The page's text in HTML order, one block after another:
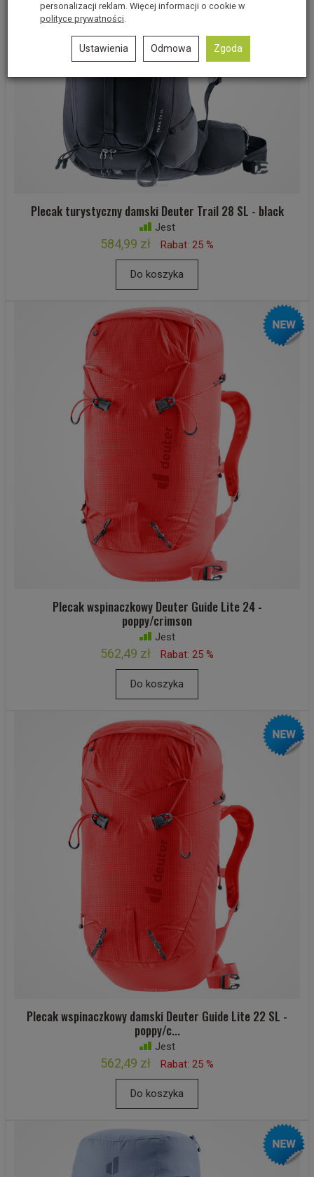
Plecak turystyczny damski Deuter Trail 28 SL - black
Jest
584,99 zł Rabat: 25 %
Do koszyka
Plecak wspinaczkowy Deuter Guide Lite 24 -
poppy/crimson
Jest
562,49 zł Rabat: 25 %
Do koszyka
Plecak wspinaczkowy damski Deuter Guide Lite 22 SL -
poppy/c...
Jest
562,49 zł Rabat: 25 %
Do koszyka
personalizacji reklam. Więcej informacji o cookie w
polityce prywatności
Ustawienia Odmowa Zgoda